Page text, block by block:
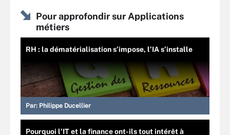
Pour approfondir sur Applications
métiers
RH : la dématérialisation s’impose, l’IA s’installe
Par: Philippe Ducellier
Pourquoi l’IT et la finance ont-ils tout intérêt à